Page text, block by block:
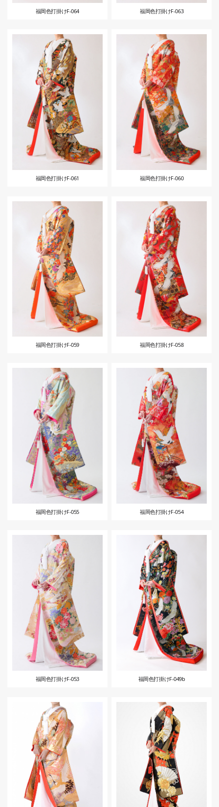
福岡色打掛けF-064 福岡色打掛けF-063
福岡色打掛けF-061 福岡色打掛けF-060
福岡色打掛けF-059 福岡色打掛けF-058
福岡色打掛けF-055 福岡色打掛けF-054
福岡色打掛けF-053 福岡色打掛けF-049b